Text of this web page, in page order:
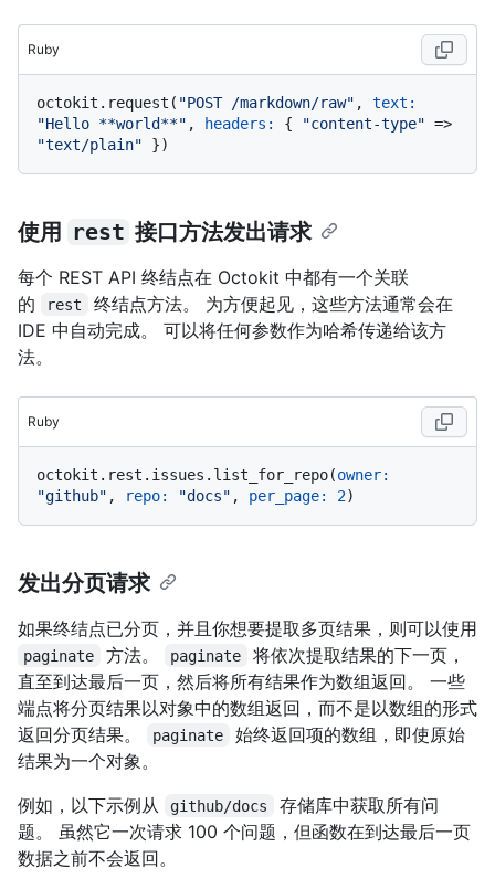
Ruby
octokit.request( "POST /markdown/raw" , text:
"Hello **world**" , headers: { "content-type"
"text/plain"
使用 rest 接口方法发出请求
每个 REST API 终结点在 Octokit 中都有一个关联
的
rest
终结点方法。 为方便起见，这些方法通常会在
IDE 中自动完成。 可以将任何参数作为哈希传递给该方
法。
Ruby
octokit.rest.issues.list_for_repo(owner:
"github" , repo: "docs" , per_page: 2
发出分页请求
如果终结点已分页，并且你想要提取多页结果，则可以使用
paginate 方法。 paginate
将依次提取结果的下一页，
直至到达最后一页，然后将所有结果作为数组返回。 一些
端点将分页结果以对象中的数组返回，而不是以数组的形式
返回分页结果。
paginate
始终返回项的数组，即使原始
结果为一个对象。
例如，以下示例从
github/docs
存储库中获取所有问
题。 虽然它一次请求 100 个问题，但函数在到达最后一页
数据之前不会返回。